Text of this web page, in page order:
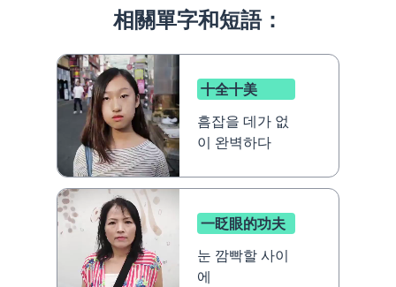
相關單字和短語：
十全十美
흠잡을 데가 없
이 완벽하다
一眨眼的功夫
눈 깜빡할 사이
에